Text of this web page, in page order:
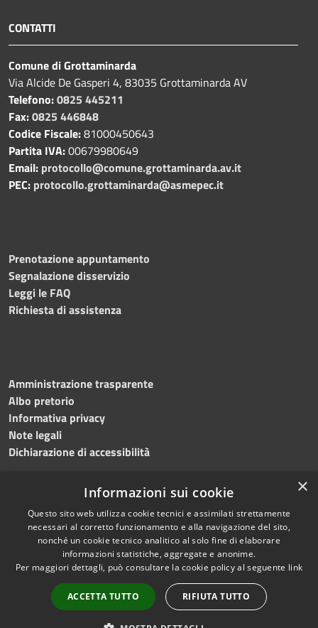
CONTATTI
Comune di Grottaminarda
Via Alcide De Gasperi 4, 83035 Grottaminarda AV
Telefono:0825 445211
Fax:0825 446848
Codice Fiscale:81000450643
Partita IVA:00679980649
Email: protocollo@comune.grottaminarda.av.it
PEC: protocollo.grottaminarda@asmepec.it
Prenotazione appuntamento
Segnalazione disservizio
Leggi le FAQ
Richiesta di assistenza
Amministrazione trasparente
Albo pretorio
Informativa privacy
Note legali
Dichiarazione di accessibilità
RSS
Accessibilità
Cookie
Mappa del sito
Numeri utili
Copyright © 2024 •
Comune diGrottaminarda
• Powered byMunicipium
•Redazione
×
Informazioni sui cookie
Questo sito web utilizza cookie tecnici e assimilati strettamente
necessari al corretto funzionamento e alla navigazione del sito,
nonché un cookie tecnico analitico al solo fine di elaborare
informazioni statistiche, aggregate e anonime.
Per maggiori dettagli, può consultare la cookie policy al seguente link
ACCETTA TUTTO RIFIUTA TUTTO